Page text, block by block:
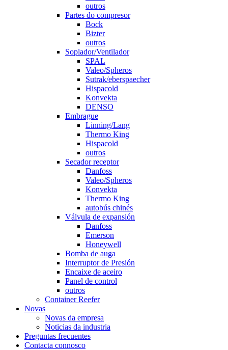
outros
Partes do compresor
Bock
Bizter
outros
Soplador/Ventilador
SPAL
Valeo/Spheros
Sutrak/eberspaecher
Hispacold
Konvekta
DENSO
Embrague
Linning/Lang
Thermo King
Hispacold
outros
Secador receptor
Danfoss
Valeo/Spheros
Konvekta
Thermo King
autobús chinés
Válvula de expansión
Danfoss
Emerson
Honeywell
Bomba de auga
Interruptor de Presión
Encaixe de aceiro
Panel de control
outros
Container Reefer
Novas
Novas da empresa
Noticias da industria
Preguntas frecuentes
Contacta connosco